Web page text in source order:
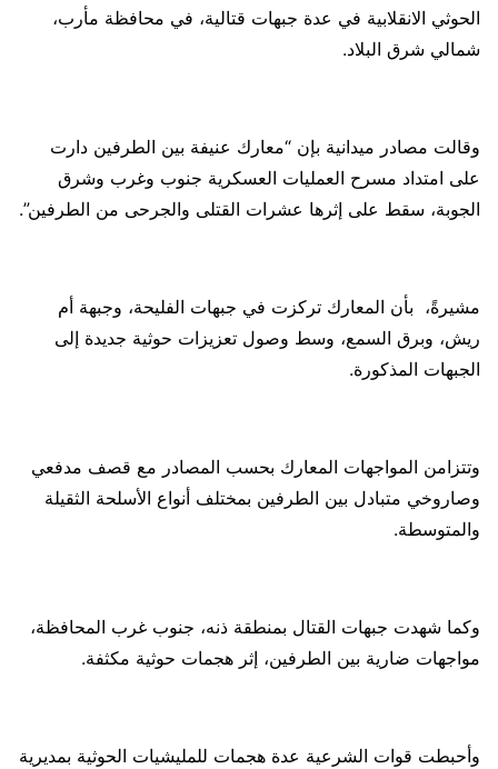
الحوثي الانقلابية في عدة جبهات قتالية، في محافظة مأرب،
شمالي شرق البلاد.
وقالت مصادر ميدانية بإن “معارك عنيفة بين الطرفين دارت
على امتداد مسرح العمليات العسكرية جنوب وغرب وشرق
الجوبة، سقط على إثرها عشرات القتلى والجرحى من الطرفين”.
مشيرةً، بأن المعارك تركزت في جبهات الفليحة، وجبهة أم
ريش، وبرق السمع، وسط وصول تعزيزات حوثية جديدة إلى
الجبهات المذكورة.
وتتزامن المواجهات المعارك بحسب المصادر مع قصف مدفعي
وصاروخي متبادل بين الطرفين بمختلف أنواع الأسلحة الثقيلة
والمتوسطة.
وكما شهدت جبهات القتال بمنطقة ذنه، جنوب غرب المحافظة،
مواجهات ضارية بين الطرفين، إثر هجمات حوثية مكثفة.
وأحبطت قوات الشرعية عدة هجمات للمليشيات الحوثية بمديرية